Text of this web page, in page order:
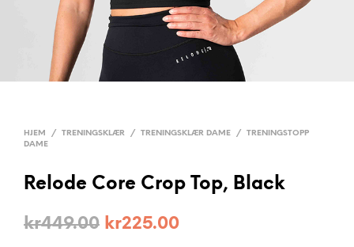
HJEM / TRENINGSKLÆR / TRENINGSKLÆR DAME /
TRENINGSTOPP
DAME
Relode Core Crop Top, Black
kr449.00 kr225.00